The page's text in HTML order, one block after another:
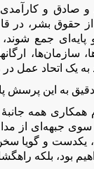
و صادق و
حقوق بشر، در
پایه‌ای جمع
سازمان‌ها،
به یک اتحاد
به این پرسش
همکاری همه
جبهه‌ای از
یکدست و گویا
بود، بلکه